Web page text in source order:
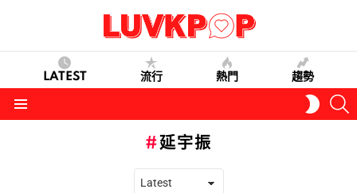
LATEST 流行 熱門 趨勢
SKIN
延宇振